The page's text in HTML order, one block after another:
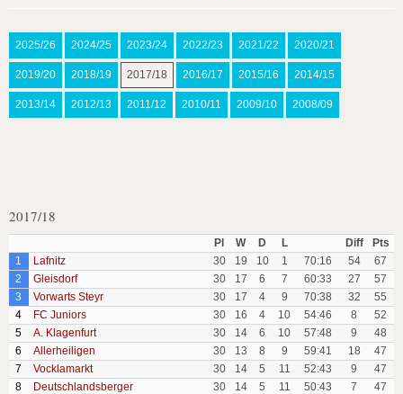
2025/26 2024/25 2023/24 2022/23 2021/22 2020/21
2019/20 2018/19 2017/18 2016/17 2015/16 2014/15
2013/14 2012/13 2011/12 2010/11 2009/10 2008/09
2017/18
Pl W D L Diff
Pts
1
Lafnitz 30 19 10 1 70:16 54
67
2
Gleisdorf 30 17 6 7 60:33 27
57
3
Vorwarts Steyr 30 17 4 9 70:38 32
55
4
FC Juniors 30 16 4 10 54:46 8
52
5
A. Klagenfurt 30 14 6 10 57:48 9
48
6
Allerheiligen 30 13 8 9 59:41 18
47
7
Vocklamarkt 30 14 5 11 52:43 9
47
8
Deutschlandsberger 30 14 5 11 50:43 7
47